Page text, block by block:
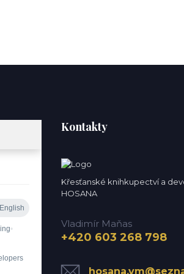
Kontakty
Křesťanské knihkupectví a
HOSANA
Vladimír Maňas
+420 603 268 798